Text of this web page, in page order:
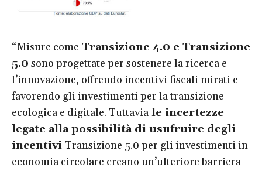
“Misure come Transizione 4.0 e Transizione
5.0 sono progettate per sostenere la ricerca e
l’innovazione, offrendo incentivi fiscali mirati e
favorendo gli investimenti per la transizione
ecologica e digitale. Tuttavia le incertezze
legate alla possibilità di usufruire degli
incentivi Transizione 5.0 per gli investimenti in
economia circolare creano un’ulteriore barriera